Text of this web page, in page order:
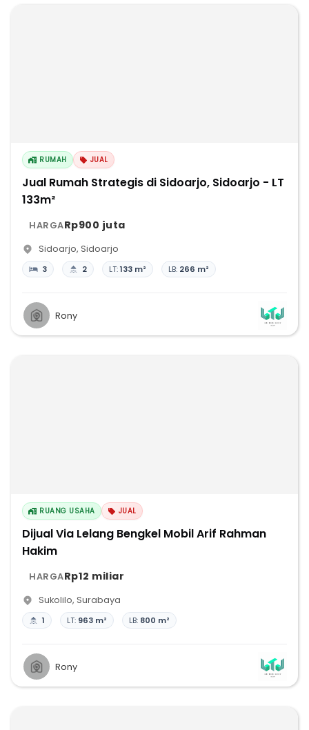
RUMAH JUAL
Jual Rumah Strategis di Sidoarjo, Sidoarjo - LT
133m²
HARGARp900 juta
Sidoarjo, Sidoarjo
3 2 LT:133 m² LB: 266 m²
Rony
RUANG USAHA JUAL
Dijual Via Lelang Bengkel Mobil Arif Rahman
Hakim
HARGARp12 miliar
Sukolilo, Surabaya
1 LT: 963 m² LB: 800 m²
Rony